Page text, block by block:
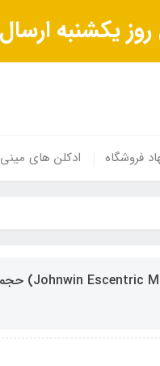
فروشگاه ادکلن های مینی